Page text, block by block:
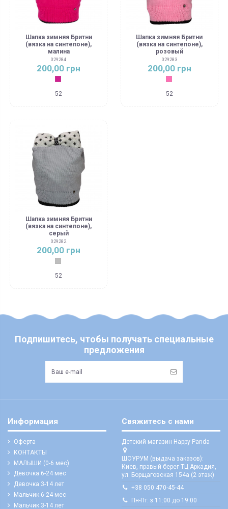
Шапка зимняя Бритни
(вязка на синтепоне),
малина
029284
200,00 грн
Малиновый
52
Шапка зимняя Бритни
(вязка на синтепоне),
розовый
029283
200,00 грн
Розовый
52
Шапка зимняя Бритни
(вязка на синтепоне),
серый
029282
200,00 грн
Серый
52
Подпишитесь, чтобы получать специальные
предложения
Информация
Оферта
КОНТАКТЫ
МАЛЫШИ (0-6 мес)
Девочка 6-24 мес
Девочка 3-14 лет
Мальчик 6-24 мес
Мальчик 3-14 лет
Свяжитесь с нами
Детский магазин Happy Panda
ШОУРУМ (выдача заказов):
Киев, правый берег ТЦ Аркадия,
ул. Борщаговская 154а (2 этаж)
+38 050 470-45-44
Пн-Пт: з 11:00 до 19:00